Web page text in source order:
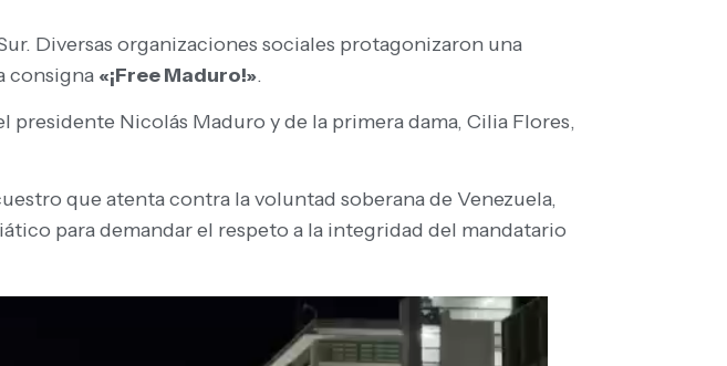
Diversas organizaciones sociales protagonizaron una
consigna «¡Free Maduro!».
Nicolás Maduro y de la primera dama, Cilia Flores,
que atenta contra la voluntad soberana de Venezuela,
para demandar el respeto a la integridad del mandatario